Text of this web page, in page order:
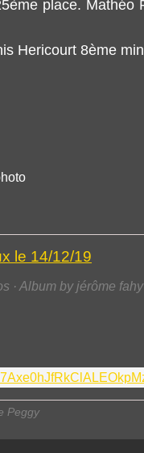
place. Mathéo
Hericourt 8ème
le 14/12/19
· Album by jérôme fahy
Peggy